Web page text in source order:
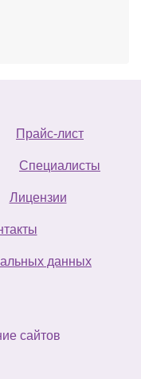
Прайс-лист
Специалисты
Лицензии
данных
сайтов